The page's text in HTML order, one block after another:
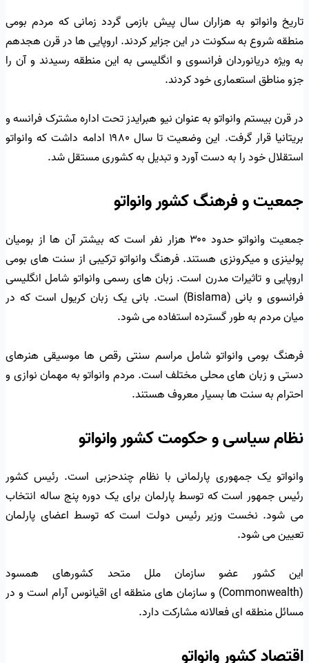
تاریخ وانواتو به هزاران سال پیش بازمی گردد زمانی که مردم بومی
منطقه شروع به سکونت در این جزایر کردند. اروپایی ها در قرن هجدهم
به ویژه دریانوردان فرانسوی و انگلیسی به این منطقه رسیدند و آن را
جزو مناطق استعماری خود کردند.
در قرن بیستم وانواتو به عنوان نیو هبرایدز تحت اداره مشترک فرانسه و
بریتانیا قرار گرفت. این وضعیت تا سال ۱۹۸۰ ادامه داشت که وانواتو
استقلال خود را به دست آورد و تبدیل به کشوری مستقل شد.
جمعیت و فرهنگ کشور وانواتو
جمعیت وانواتو حدود ۳۰۰ هزار نفر است که بیشتر آن ها از بومیان
پولینزی و میکرونزی هستند. فرهنگ وانواتو ترکیبی از سنت های بومی
اروپایی و تاثیرات مدرن است. زبان های رسمی وانواتو شامل انگلیسی
فرانسوی و بانی (Bislama) است. بانی یک زبان کریول است که در
میان مردم به طور گسترده استفاده می شود.
فرهنگ بومی وانواتو شامل مراسم سنتی رقص ها موسیقی هنرهای
دستی و زبان های محلی مختلف است. مردم وانواتو به مهمان نوازی و
احترام به سنت ها بسیار معروف هستند.
نظام سیاسی و حکومت کشور وانواتو
وانواتو یک جمهوری پارلمانی با نظام چندحزبی است. رئیس کشور
رئیس جمهور است که توسط پارلمان برای یک دوره پنج ساله انتخاب
می شود. نخست وزیر رئیس دولت است که توسط اعضای پارلمان
تعیین می شود.
این کشور عضو سازمان ملل متحد کشورهای همسود
(Commonwealth) و سازمان های منطقه ای اقیانوس آرام است و در
مسائل منطقه ای فعالانه مشارکت دارد.
اقتصاد کشور وانواتو